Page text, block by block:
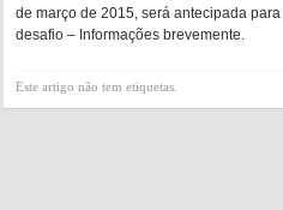
de março de 2015, será antecipada
desafio – Informações brevemente.
Este artigo não tem etiquetas.